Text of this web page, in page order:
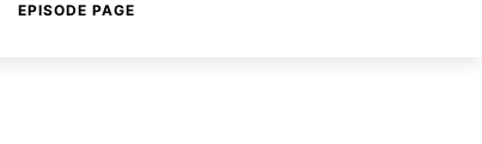
EPISODE PAGE